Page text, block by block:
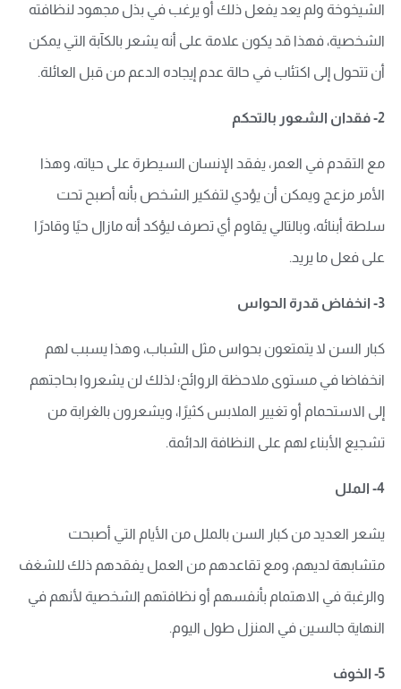
الشيخوخة ولم يعد يفعل ذلك أو يرغب في بذل مجهود لنظافته
الشخصية، فهذا قد يكون علامة على أنه يشعر بالكآبة التي يمكن
أن تتحول إلى اكتئاب في حالة عدم إيجاده الدعم من قبل العائلة.
2- فقدان الشعور بالتحكم
مع التقدم في العمر، يفقد الإنسان السيطرة على حياته، وهذا
الأمر مزعج ويمكن أن يؤدي لتفكير الشخص بأنه أصبح تحت
سلطة أبنائه، وبالتالي يقاوم أي تصرف ليؤكد أنه مازال حيًا وقادرًا
على فعل ما يريد.
3- انخفاض قدرة الحواس
كبار السن لا يتمتعون بحواس مثل الشباب، وهذا يسبب لهم
انخفاضا في مستوى ملاحظة الروائح؛ لذلك لن يشعروا بحاجتهم
إلى الاستحمام أو تغيير الملابس كثيرًا، ويشعرون بالغرابة من
تشجيع الأبناء لهم على النظافة الدائمة.
4- الملل
يشعر العديد من كبار السن بالملل من الأيام التي أصبحت
متشابهة لديهم، ومع تقاعدهم من العمل يفقدهم ذلك للشغف
والرغبة في الاهتمام بأنفسهم أو نظافتهم الشخصية لأنهم في
النهاية جالسين في المنزل طول اليوم.
5- الخوف